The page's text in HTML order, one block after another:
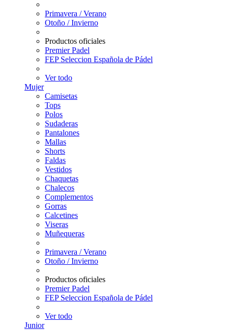
Primavera / Verano
Otoño / Invierno
Productos oficiales
Premier Padel
FEP Seleccion Española de Pádel
Ver todo
Mujer
Camisetas
Tops
Polos
Sudaderas
Pantalones
Mallas
Shorts
Faldas
Vestidos
Chaquetas
Chalecos
Complementos
Gorras
Calcetines
Viseras
Muñequeras
Primavera / Verano
Otoño / Invierno
Productos oficiales
Premier Padel
FEP Seleccion Española de Pádel
Ver todo
Junior